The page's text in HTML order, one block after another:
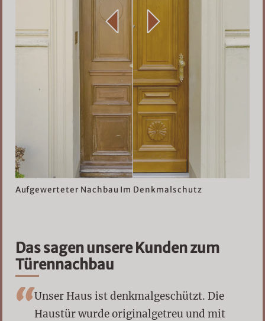
Aufgewerteter Nachbau Im Denkmalschutz
Das sagen unsere Kunden zum
Türennachbau
Unser Haus ist denkmalgeschützt. Die
Haustür wurde originalgetreu und mit